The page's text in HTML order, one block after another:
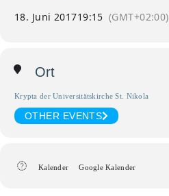
18. Juni 201719:15 (GMT+02:00)
Ort
Krypta der Universitätskirche St. Nikola
OTHER EVENTS
Kalender Google Kalender